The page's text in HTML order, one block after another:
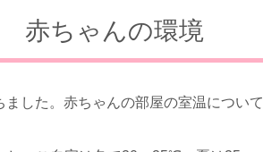
赤ちゃんの環境
した。赤ちゃんの部屋の室温について